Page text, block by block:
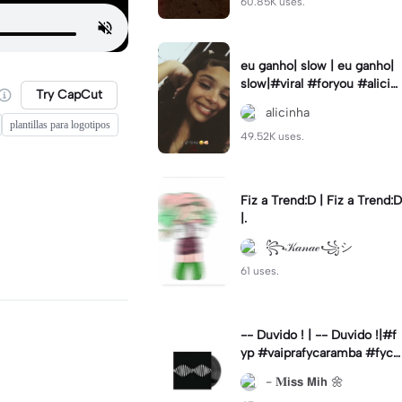
Try CapCut
plantillas para logotipos
eu ganho| slow | eu ganho|
slow|#viral #foryou #alicin
ha #cameralenta #slow
alicinha
49.52K uses.
Fiz a Trend:D | Fiz a Trend:D
|.
꧂𝒦𝒶𝓃𝒶ℯ꧁シ
61 uses.
-- Duvido ! | -- Duvido !|#f
yp #vaiprafycaramba #fyca
pcut #viral
- 𝐌𝗶𝘀𝘀 𝗠𝗶𝗵 🌼